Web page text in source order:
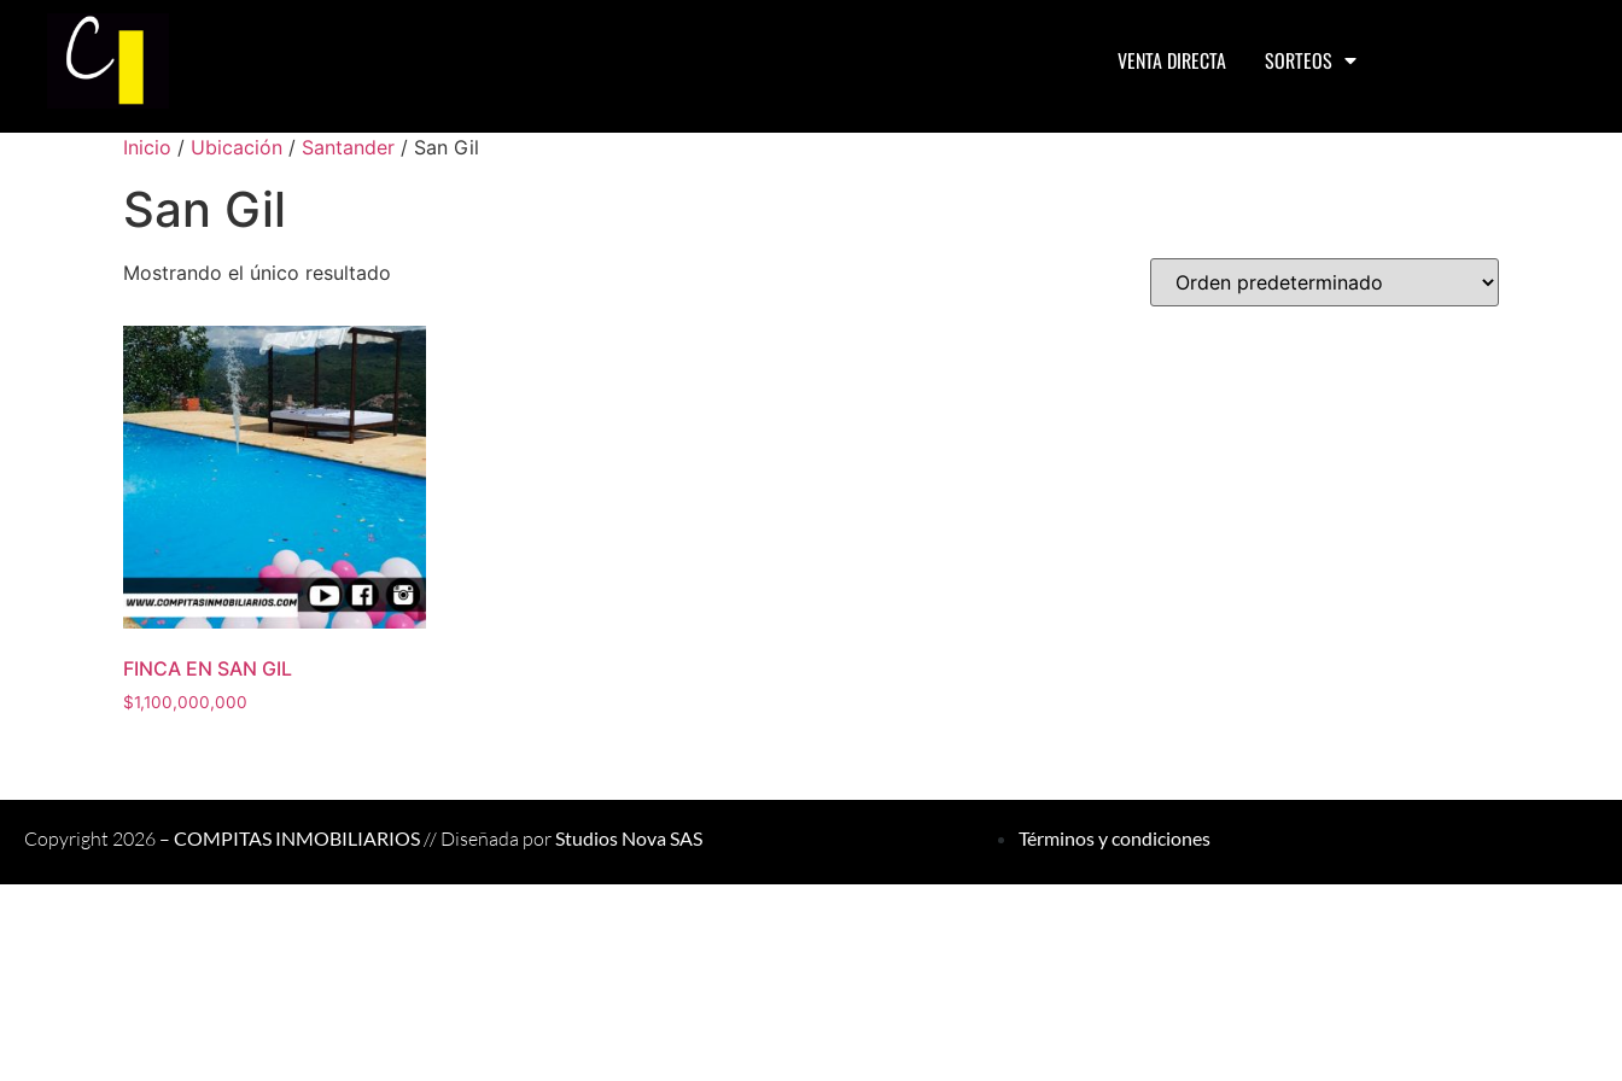
VENTA DIRECTA SORTEOS
Inicio / Ubicación / Santander / San Gil
San Gil
Mostrando el único resultado
FINCA EN SAN GIL
$1,100,000,000
Copyright 2026 – COMPITAS INMOBILIARIOS // Diseñada porStudios Nova SAS Términos y condiciones